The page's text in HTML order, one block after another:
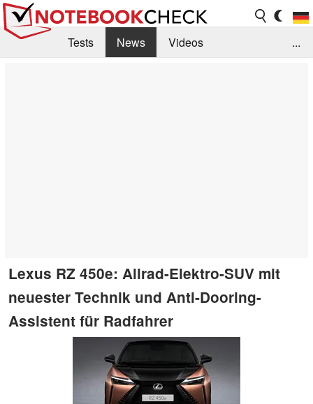
Tests News
Videos
...
Lexus RZ 450e: Allrad-Elektro-SUV mit
neuester Technik und Anti-Dooring-
Assistent für Radfahrer